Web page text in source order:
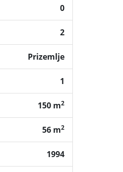
0
2
Prizemlje
1
150 m2
56 m2
1994